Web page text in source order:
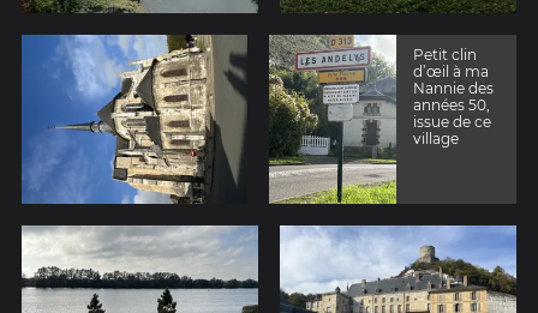
Petit clin
d’œil à ma
Nannie des
années 50,
issue de ce
village